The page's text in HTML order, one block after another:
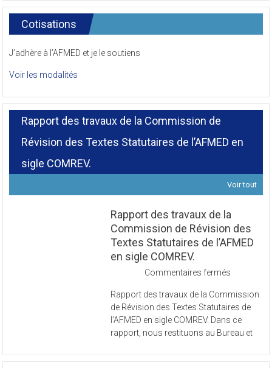
Cotisations
J’adhère à l’AFMED et je le soutiens
Voir les modalités
Rapport des travaux de la Commission de
Révision des Textes Statutaires de l’AFMED en
sigle COMREV.
Voir tout
Rapport des travaux de la
Commission de Révision des
Textes Statutaires de l’AFMED
en sigle COMREV.
Commentaires fermés
des
travaux
de
la
de
Rapport des travaux de la Commission
de Révision des Textes Statutaires de
l’AFMED en sigle COMREV. Dans ce
rapport, nous restituons au Bureau et